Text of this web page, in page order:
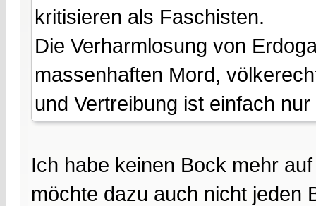
kritisieren als Faschisten.
Die Verharmlosung von
massenhaften Mord,
und Vertreibung ist einfach
Ich habe keinen Bock mehr
möchte dazu auch nicht jeden